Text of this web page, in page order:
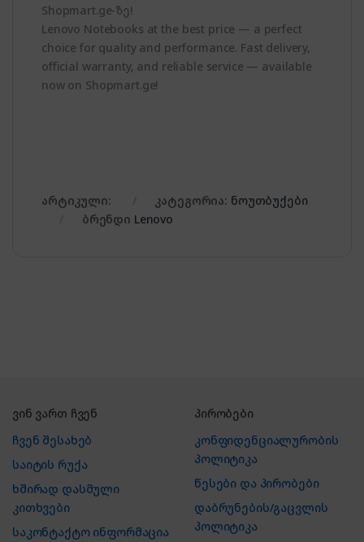
Shopmart.ge-ზე!
Lenovo Notebooks at the best price — a perfect
choice for quality and performance. Fast delivery,
official warranty, and reliable service — available
now on Shopmart.ge!
არტიკული: კატეგორია: ნოუთბუქები
ბრენდი Lenovo
ვინ ვართ ჩვენ
ჩვენ შესახებ
საიტის რუქა
ხშირად დასმული
კითხვები
საკონტაქტო ინფორმაცია
პირობები
კონფიდენციალურობის
პოლიტიკა
წესები და პირობები
დაბრუნების/გაცვლის
პოლიტიკა